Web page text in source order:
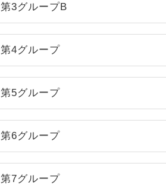
第3グループB
第4グループ
第5グループ
第6グループ
第7グループ